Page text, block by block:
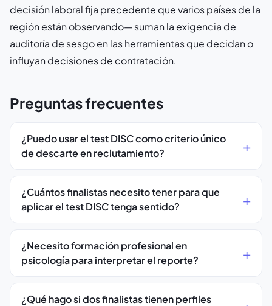
decisión laboral fija precedente que varios países de la
región están observando— suman la exigencia de
auditoría de sesgo en las herramientas que decidan o
influyan decisiones de contratación.
Preguntas frecuentes
¿Puedo usar el test DISC como criterio único
de descarte en reclutamiento?
¿Cuántos finalistas necesito tener para que
aplicar el test DISC tenga sentido?
¿Necesito formación profesional en
psicología para interpretar el reporte?
¿Qué hago si dos finalistas tienen perfiles